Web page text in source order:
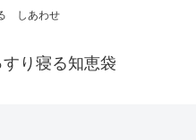
しあわせ
り寝る知恵袋